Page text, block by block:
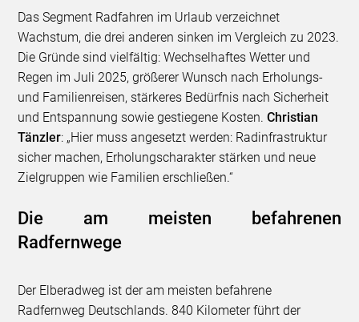
Das Segment Radfahren im Urlaub verzeichnet
Wachstum, die drei anderen sinken im Vergleich zu 2023.
Die Gründe sind vielfältig: Wechselhaftes Wetter und
Regen im Juli 2025, größerer Wunsch nach Erholungs-
und Familienreisen, stärkeres Bedürfnis nach Sicherheit
und Entspannung sowie gestiegene Kosten.Christian
Tänzler: „Hier muss angesetzt werden: Radinfrastruktur
sicher machen, Erholungscharakter stärken und neue
Zielgruppen wie Familien erschließen.“
Die am meisten befahrenen
Radfernwege
Der Elberadweg ist der am meisten befahrene
Radfernweg Deutschlands. 840 Kilometer führt der